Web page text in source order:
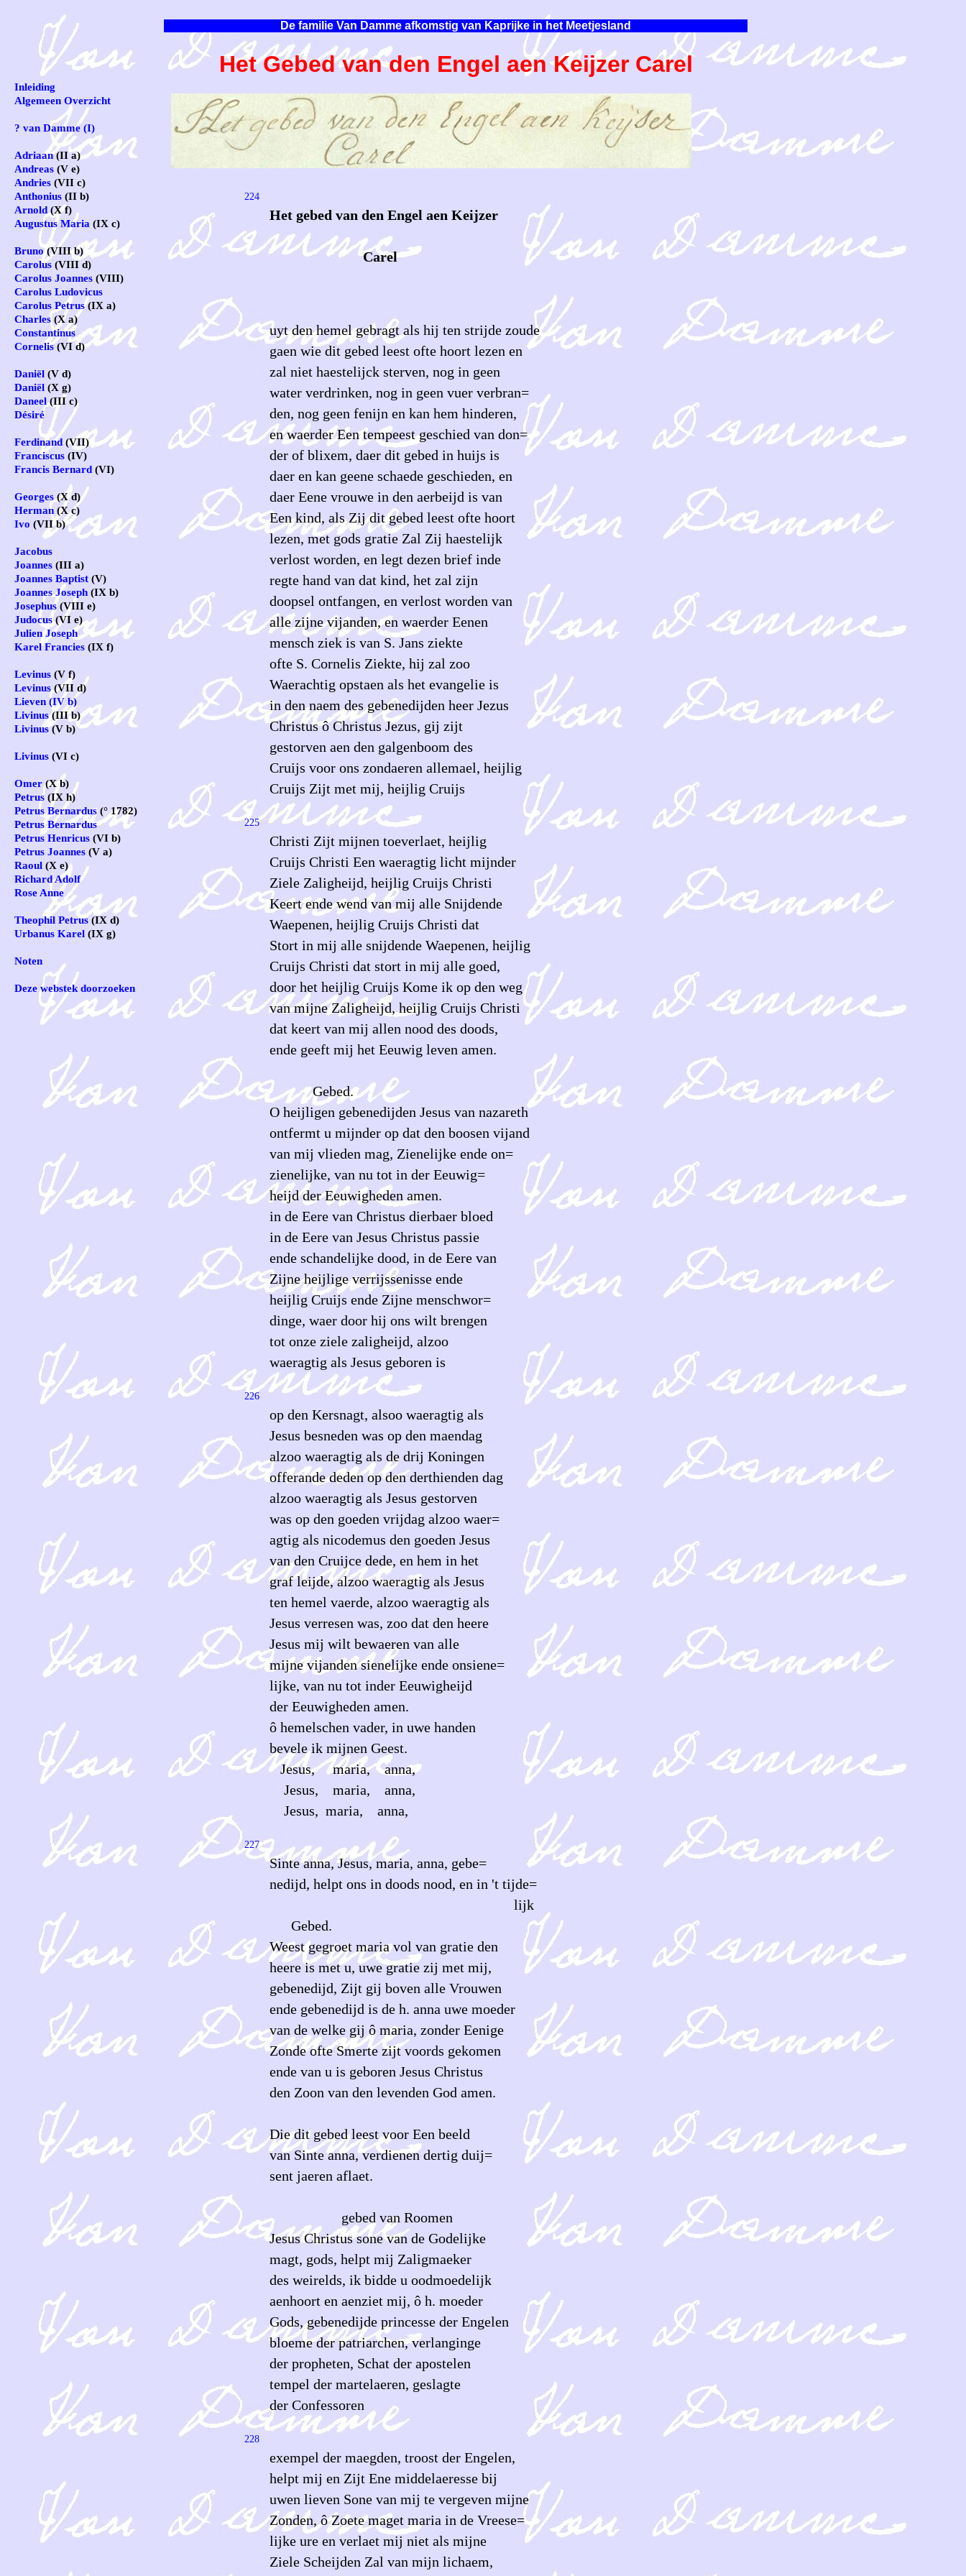
De familie Van Damme afkomstig van Kaprijke in het Meetjesland
Het Gebed van den Engel aen Keijzer Carel
224
Het gebed van den Engel aen Keijzer
Carel
uyt den hemel gebragt als hij ten strijde zoude
gaen wie dit gebed leest ofte hoort lezen en
zal niet haestelijck sterven, nog in geen
water verdrinken, nog in geen vuer verbran=
den, nog geen fenijn en kan hem hinderen,
en waerder Een tempeest geschied van don=
der of blixem, daer dit gebed in huijs is
daer en kan geene schaede geschieden, en
daer Eene vrouwe in den aerbeijd is van
Een kind, als Zij dit gebed leest ofte hoort
lezen, met gods gratie Zal Zij haestelijk
verlost worden, en legt dezen brief inde
regte hand van dat kind, het zal zijn
doopsel ontfangen, en verlost worden van
alle zijne vijanden, en waerder Eenen
mensch ziek is van S. Jans ziekte
ofte S. Cornelis Ziekte, hij zal zoo
Waerachtig opstaen als het evangelie is
in den naem des gebenedijden heer Jezus
Christus ô Christus Jezus, gij zijt
gestorven aen den galgenboom des
Cruijs voor ons zondaeren allemael, heijlig
Cruijs Zijt met mij, heijlig Cruijs
225
Christi Zijt mijnen toeverlaet, heijlig
Cruijs Christi Een waeragtig licht mijnder
Ziele Zaligheijd, heijlig Cruijs Christi
Keert ende wend van mij alle Snijdende
Waepenen, heijlig Cruijs Christi dat
Stort in mij alle snijdende Waepenen, heijlig
Cruijs Christi dat stort in mij alle goed,
door het heijlig Cruijs Kome ik op den weg
van mijne Zaligheijd, heijlig Cruijs Christi
dat keert van mij allen nood des doods,
ende geeft mij het Eeuwig leven amen.
Gebed.
O heijligen gebenedijden Jesus van nazareth
ontfermt u mijnder op dat den boosen vijand
van mij vlieden mag, Zienelijke ende on=
zienelijke, van nu tot in der Eeuwig=
heijd der Eeuwigheden amen.
in de Eere van Christus dierbaer bloed
in de Eere van Jesus Christus passie
ende schandelijke dood, in de Eere van
Zijne heijlige verrijssenisse ende
heijlig Cruijs ende Zijne menschwor=
dinge, waer door hij ons wilt brengen
tot onze ziele zaligheijd, alzoo
waeragtig als Jesus geboren is
226
op den Kersnagt, alsoo waeragtig als
Jesus besneden was op den maendag
alzoo waeragtig als de drij Koningen
offerande deden op den derthienden dag
alzoo waeragtig als Jesus gestorven
was op den goeden vrijdag alzoo waer=
agtig als nicodemus den goeden Jesus
van den Cruijce dede, en hem in het
graf leijde, alzoo waeragtig als Jesus
ten hemel vaerde, alzoo waeragtig als
Jesus verresen was, zoo dat den heere
Jesus mij wilt bewaeren van alle
mijne vijanden sienelijke ende onsiene=
lijke, van nu tot inder Eeuwigheijd
der Eeuwigheden amen.
ô hemelschen vader, in uwe handen
bevele ik mijnen Geest.
Jesus, maria, anna,
Jesus, maria, anna,
Jesus, maria, anna,
227
Sinte anna, Jesus, maria, anna, gebe=
nedijd, helpt ons in doods nood, en in 't tijde=
lijk
Gebed.
Weest gegroet maria vol van gratie den
heere is met u, uwe gratie zij met mij,
gebenedijd, Zijt gij boven alle Vrouwen
ende gebenedijd is de h. anna uwe moeder
van de welke gij ô maria, zonder Eenige
Zonde ofte Smerte zijt voords gekomen
ende van u is geboren Jesus Christus
den Zoon van den levenden God amen.
Die dit gebed leest voor Een beeld
van Sinte anna, verdienen dertig duij=
sent jaeren aflaet.
gebed van Roomen
Jesus Christus sone van de Godelijke
magt, gods, helpt mij Zaligmaeker
des weirelds, ik bidde u oodmoedelijk
aenhoort en aenziet mij, ô h. moeder
Gods, gebenedijde princesse der Engelen
bloeme der patriarchen, verlanginge
der propheten, Schat der apostelen
tempel der martelaeren, geslagte
der Confessoren
228
exempel der maegden, troost der Engelen,
helpt mij en Zijt Ene middelaeresse bij
uwen lieven Sone van mij te vergeven mijne
Zonden, ô Zoete maget maria in de Vreese=
lijke ure en verlaet mij niet als mijne
Ziele Scheijden Zal van mijn lichaem,
Inleiding
Algemeen Overzicht
? van Damme (I)
Adriaan(II a)
Andreas (V e)
Andries (VII c)
Anthonius (II b)
Arnold (X f)
Augustus Maria (IX c)
Bruno(VIII b)
Carolus (VIII d)
Carolus Joannes (VIII)
Carolus Ludovicus
Carolus Petrus(IX a)
Charles(X a)
Constantinus
Cornelis(VI d)
Daniël (V d)
Daniël (X g)
Daneel(III c)
Désiré
Ferdinand (VII)
Franciscus (IV)
Francis Bernard (VI)
Georges (X d)
Herman (X c)
Ivo (VII b)
Jacobus
Joannes (III a)
Joannes Baptist (V)
Joannes Joseph (IX b)
Josephus(VIII e)
Judocus(VI e)
Julien Joseph
Karel Francies (IX f)
Levinus (V f)
Levinus(VII d)
Lieven (IV b)
Livinus(III b)
Livinus(V b)
Livinus (VI c)
Omer(X b)
Petrus (IX h)
Petrus Bernardus(° 1782)
Petrus Bernardus
Petrus Henricus (VI b)
Petrus Joannes (V a)
Raoul (X e)
Richard Adolf
Rose Anne
Theophil Petrus (IX d)
Urbanus Karel (IX g)
Noten
Deze webstek doorzoeken